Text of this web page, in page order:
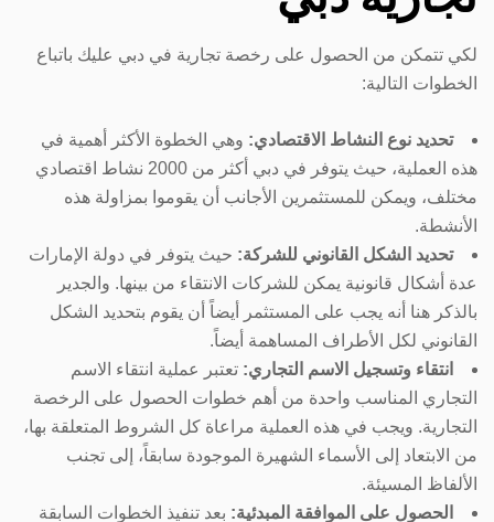
لكي تتمكن من الحصول على رخصة تجارية في دبي عليك باتباع
الخطوات التالية:
تحديد نوع النشاط الاقتصادي: وهي الخطوة الأكثر أهمية في
هذه العملية، حيث يتوفر في دبي أكثر من 2000 نشاط اقتصادي
مختلف، ويمكن للمستثمرين الأجانب أن يقوموا بمزاولة هذه
الأنشطة.
تحديد الشكل القانوني للشركة: حيث يتوفر في دولة الإمارات
عدة أشكال قانونية يمكن للشركات الانتقاء من بينها. والجدير
بالذكر هنا أنه يجب على المستثمر أيضاً أن يقوم بتحديد الشكل
القانوني لكل الأطراف المساهمة أيضاً.
انتقاء وتسجيل الاسم التجاري: تعتبر عملية انتقاء الاسم
التجاري المناسب واحدة من أهم خطوات الحصول على الرخصة
التجارية. ويجب في هذه العملية مراعاة كل الشروط المتعلقة بها،
من الابتعاد إلى الأسماء الشهيرة الموجودة سابقاً، إلى تجنب
الألفاظ المسيئة.
الحصول على الموافقة المبدئية: بعد تنفيذ الخطوات السابقة